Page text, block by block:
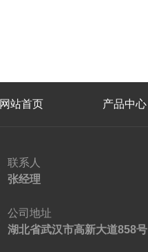
网站首页 产品中心
联系人
张经理
公司地址
湖北省武汉市高新大道858号